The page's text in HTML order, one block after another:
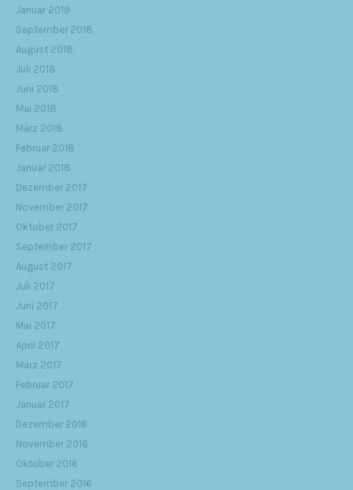
Januar 2019
September 2018
August 2018
Juli 2018
Juni 2018
Mai 2018
März 2018
Februar 2018
Januar 2018
Dezember 2017
November 2017
Oktober 2017
September 2017
August 2017
Juli 2017
Juni 2017
Mai 2017
April 2017
März 2017
Februar 2017
Januar 2017
Dezember 2016
November 2016
Oktober 2016
September 2016